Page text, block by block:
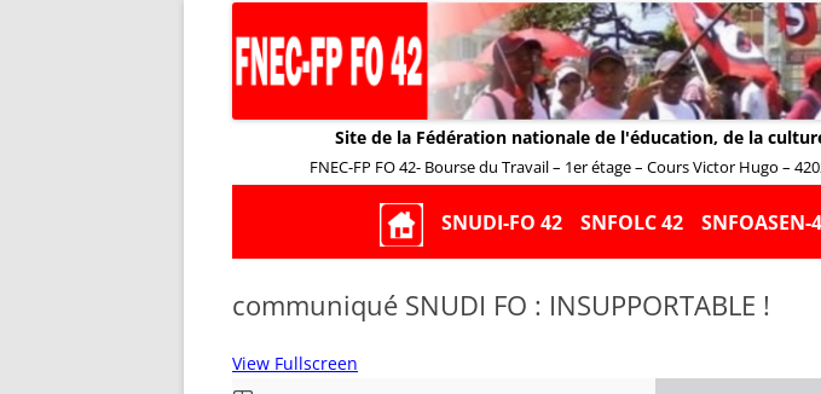
Site de la Fédération nationale de l'éducation, de la
FNEC-FP FO 42- Bourse du Travail – 1er étage – Cours Victor Hugo –
SNUDI-FO 42 SNFOLC 42 SNFOASEN-
communiqué SNUDI FO : INSUPPORTABLE !
View Fullscreen